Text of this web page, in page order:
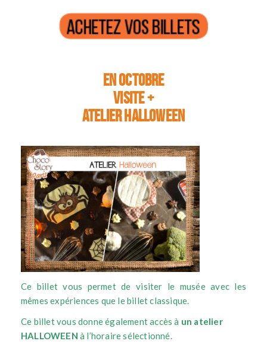
En octobre
Visite +
Atelier HALLOWEEN
Ce billet vous permet de visiter le musée avec les
mêmes expériences que le billet classique.
Ce billet vous donne également accès à un atelier
HALLOWEEN à l’horaire sélectionné.